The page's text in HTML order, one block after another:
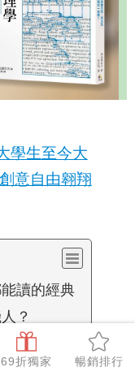
69折獨家 暢銷排行
學生至今大
意自由翱翔
讀的經典
？
獨力飛行的